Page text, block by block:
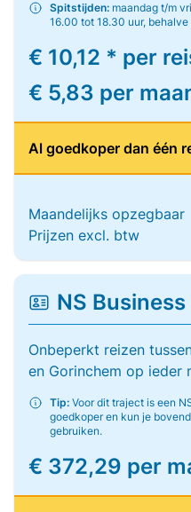
Spitstijden: maandag t/m
16.00 tot 18.30 uur,
€ 10,12 * per
€ 5,83 per
Al goedkoper dan één
Maandelijks opzegbaar
Prijzen excl. btw
NS
Onbeperkt reizen
en Gorinchem op ieder
Tip: Voor dit traject is een
goedkoper en kun je
gebruiken.
€ 372,29 per